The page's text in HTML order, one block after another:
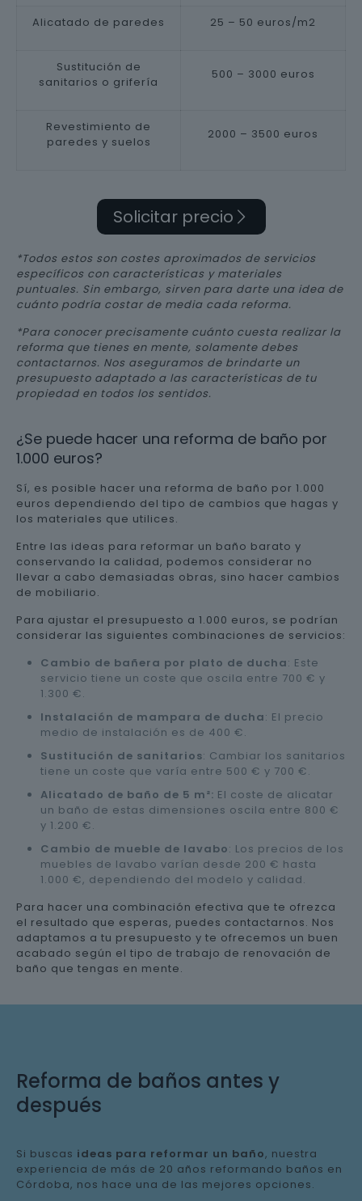
Alicatado de paredes 25 – 50 euros/m2
Sustitución de
sanitarios o grifería
500 – 3000 euros
Revestimiento de
paredes y suelos
2000 – 3500 euros
Solicitar precio
*Todos estos son costes aproximados de servicios
específicos con características y materiales
puntuales. Sin embargo, sirven para darte una idea de
cuánto podría costar de media cada reforma.
*Para conocer precisamente cuánto cuesta realizar la
reforma que tienes en mente, solamente debes
contactarnos. Nos aseguramos de brindarte un
presupuesto adaptado a las características de tu
propiedad en todos los sentidos.
¿Se puede hacer una reforma de baño por
1.000 euros?
Sí, es posible hacer una reforma de baño por 1.000
euros dependiendo del tipo de cambios que hagas y
los materiales que utilices.
Entre las ideas para reformar un baño barato y
conservando la calidad, podemos considerar no
llevar a cabo demasiadas obras, sino hacer cambios
de mobiliario.
Para ajustar el presupuesto a 1.000 euros, se podrían
considerar las siguientes combinaciones de servicios:
Cambio de bañera por plato de ducha: Este
servicio tiene un coste que oscila entre 700 € y
1.300 €.
Instalación de mampara de ducha: El precio
medio de instalación es de 400 €.
Sustitución de sanitarios: Cambiar los sanitarios
tiene un coste que varía entre 500 € y 700 €.
Alicatado de baño de 5 m²: El coste de alicatar
un baño de estas dimensiones oscila entre 800 €
y 1.200 €.
Cambio de mueble de lavabo: Los precios de los
muebles de lavabo varían desde 200 € hasta
1.000 €, dependiendo del modelo y calidad.
Para hacer una combinación efectiva que te ofrezca
el resultado que esperas, puedes contactarnos. Nos
adaptamos a tu presupuesto y te ofrecemos un buen
acabado según el tipo de trabajo de renovación de
baño que tengas en mente.
Reforma de baños antes y
después
Si buscas ideas para reformar un baño, nuestra
experiencia de más de 20 años reformando baños en
Córdoba, nos hace una de las mejores opciones.